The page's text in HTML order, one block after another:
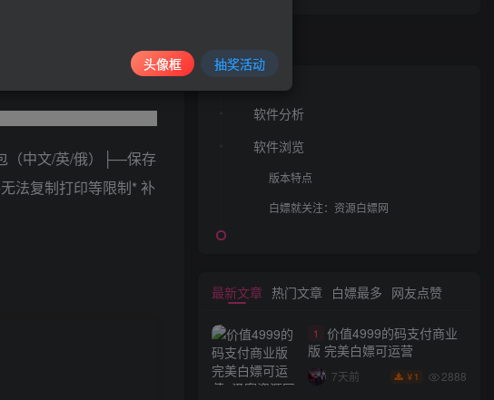
（中文/英/俄）├—保存
法复制打印等限制* 补
软件分析
软件浏览
版本特点
白嫖就关注：资源白嫖网
最新文章 热门文章 白嫖最多 网友点赞
1
价值4999的码支付商业
版 完美白嫖可运营
7天前 ￥ 1 2888
头像框 抽奖活动